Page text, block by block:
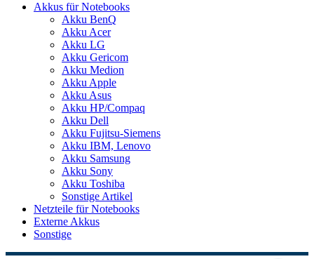
Akkus für Notebooks
Akku BenQ
Akku Acer
Akku LG
Akku Gericom
Akku Medion
Akku Apple
Akku Asus
Akku HP/Compaq
Akku Dell
Akku Fujitsu-Siemens
Akku IBM, Lenovo
Akku Samsung
Akku Sony
Akku Toshiba
Sonstige Artikel
Netzteile für Notebooks
Externe Akkus
Sonstige